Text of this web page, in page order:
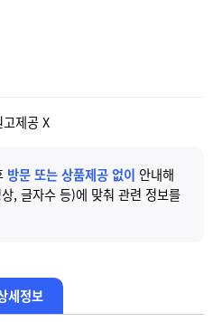
제공 X
방문 또는 상품제공 없이 안내해
, 글자수 등)에 맞춰 관련 정보를
세정보